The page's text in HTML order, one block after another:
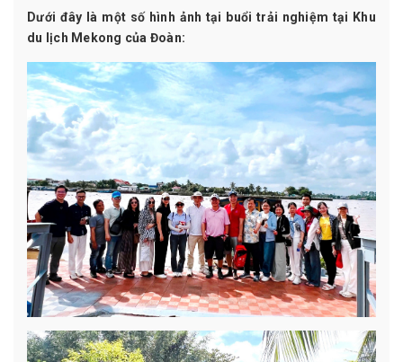
Dưới đây là một số hình ảnh tại buổi trải nghiệm tại Khu
du lịch Mekong của Đoàn: